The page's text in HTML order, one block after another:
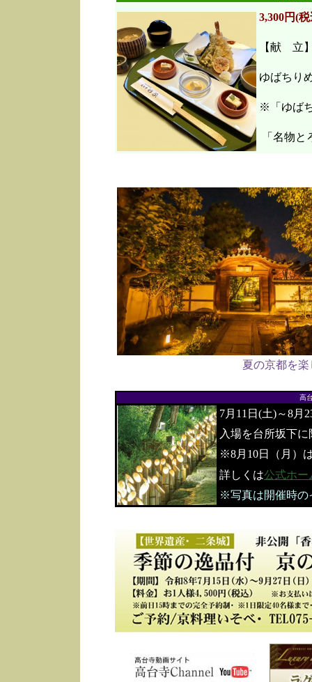
3,300円(
【献 立
ゆばちり
※「ゆば
「名物と
夏の京都を
高
7月11日(土)～8月
入場を台所坂下
※8月10日（月）
詳しくは公式ホー
※写真は開催時の